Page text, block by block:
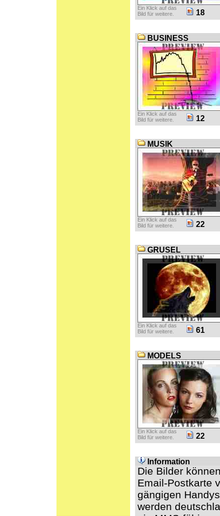
Ein Klick auf das
Bild für weitere.
18
BUSINESS
Ein Klick auf das
Bild für weitere.
12
MUSIK
Ein Klick auf das
Bild für weitere.
22
GRUSEL
Ein Klick auf das
Bild für weitere.
61
MODELS
Ein Klick auf das
Bild für weitere.
22
Information
Die Bilder
Email-Postkarte
gängigen
werden